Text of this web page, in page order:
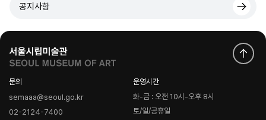
공지사항
문의
semaaa@seoul.go.kr
02-2124-7400
운영시간
화-금 : 오전 10시-오후 8시
토/일/공휴일